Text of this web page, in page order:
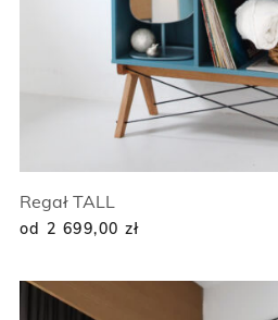
Regał TALL
od 2 699,00 zł